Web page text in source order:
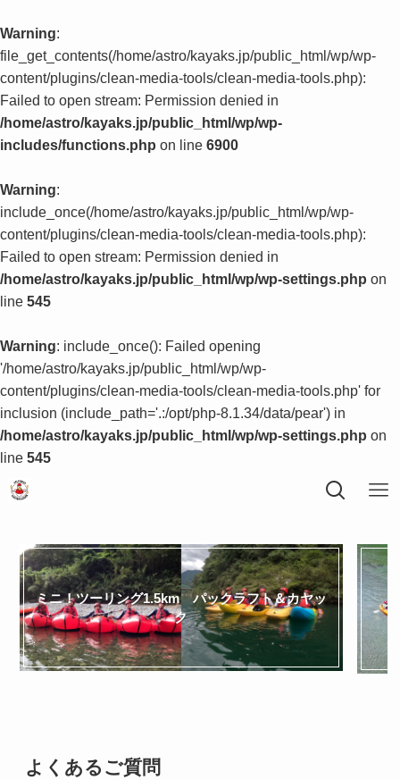
Warning:
file_get_contents(/home/astro/kayaks.jp/public_html/wp/wp-
content/plugins/clean-media-tools/clean-media-tools.php):
Failed to open stream: Permission denied in
/home/astro/kayaks.jp/public_html/wp/wp-
includes/functions.php on line 6900
Warning:
include_once(/home/astro/kayaks.jp/public_html/wp/wp-
content/plugins/clean-media-tools/clean-media-tools.php):
Failed to open stream: Permission denied in
/home/astro/kayaks.jp/public_html/wp/wp-settings.php on
line 545
Warning: include_once(): Failed opening
'/home/astro/kayaks.jp/public_html/wp/wp-
content/plugins/clean-media-tools/clean-media-tools.php' for
inclusion (include_path='.:/opt/php-8.1.34/data/pear') in
/home/astro/kayaks.jp/public_html/wp/wp-settings.php on
line 545
ミニ！ツーリング1.5km パックラフト＆カヤッ
ク
よくあるご質問